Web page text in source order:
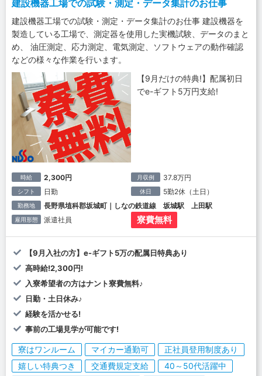
建設機器工場での試験・測定・データ集計のお仕事
建設機器工場での試験・測定・データ集計のお仕事 建設機器を
製造している工場で、測定器を使用した実機試験、データのまと
め、 油圧測定、応力測定、電気測定、ソフトウェアの動作確認
などの様々な作業を行います。
【9月だけの特典!】配属初日
でe-ギフト5万円支給!
時給 2,300円 月収例 37.8万円
シフト 日勤 休日 5勤2休（土日）
勤務地 長野県埴科郡坂城町｜しなの鉄道線 坂城駅 上田駅
雇用形態 派遣社員 寮費無料
【9月入社の方】e-ギフト5万の配属日特典あり
高時給!2,300円!
入寮希望者の方はナント寮費無料♪
日勤・土日休み♪
経験を活かせる!
事前の工場見学が可能です!
寮はワンルーム マイカー通勤可
正社員登用制度あり
嬉しい特典つき
交通費規定支給
40～50代活躍中